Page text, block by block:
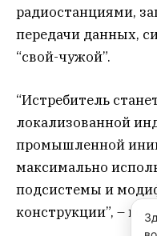
радиостанциями,
передачи данных,
“свой-чужой”.
“Истребитель
локализованной
промышленной
максимально
подсистемы и
конструкции”, –